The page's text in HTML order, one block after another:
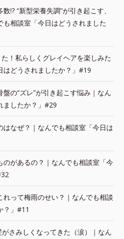
!? “新型栄養失調”が引き起こす、
相談室「今日はどうされました
！私らしくグレイヘアを楽しみた
はどうされましたか？」#19
の“ズレ”が引き起こす悩み｜なん
ましたか？」#29
なぜ？｜なんでも相談室「今日は
があるの？｜なんでも相談室「今
って梅雨のせい？｜なんでも相談
？」#11
さみしくなってきた（涙）｜なん